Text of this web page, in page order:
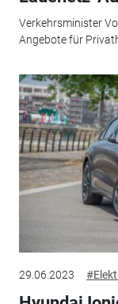
Verkehrsminister
Angebote für
29.06.2023